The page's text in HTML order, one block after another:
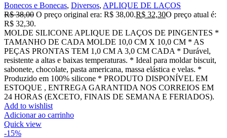
Bonecos e Bonecas, Diversos, APLIQUE DE LAÇOS
R$38,00 O preço original era: R$ 38,00.R$ 32,30O preço atual é:
R$ 32,30.
MOLDE SILICONE APLIQUE DE LAÇOS DE PINGENTES *
TAMANHO DE CADA MOLDE 10,0 CM X 10,0 CM * AS
PEÇAS PRONTAS TEM 1,0 CM A 3,0 CM CADA * Durável,
resistente a altas e baixas temperaturas. * Ideal para moldar biscuit,
sabonete, chocolate, pasta americana, massa elástica e velas. *
Produzido em 100% silicone * PRODUTO DISPONÍVEL EM
ESTOQUE , ENTREGA GARANTIDA NOS CORREIOS EM
24 HORAS (EXCETO, FINAIS DE SEMANA E FERIADOS).
Add to wishlist
Adicionar ao carrinho
Quick view
-15%